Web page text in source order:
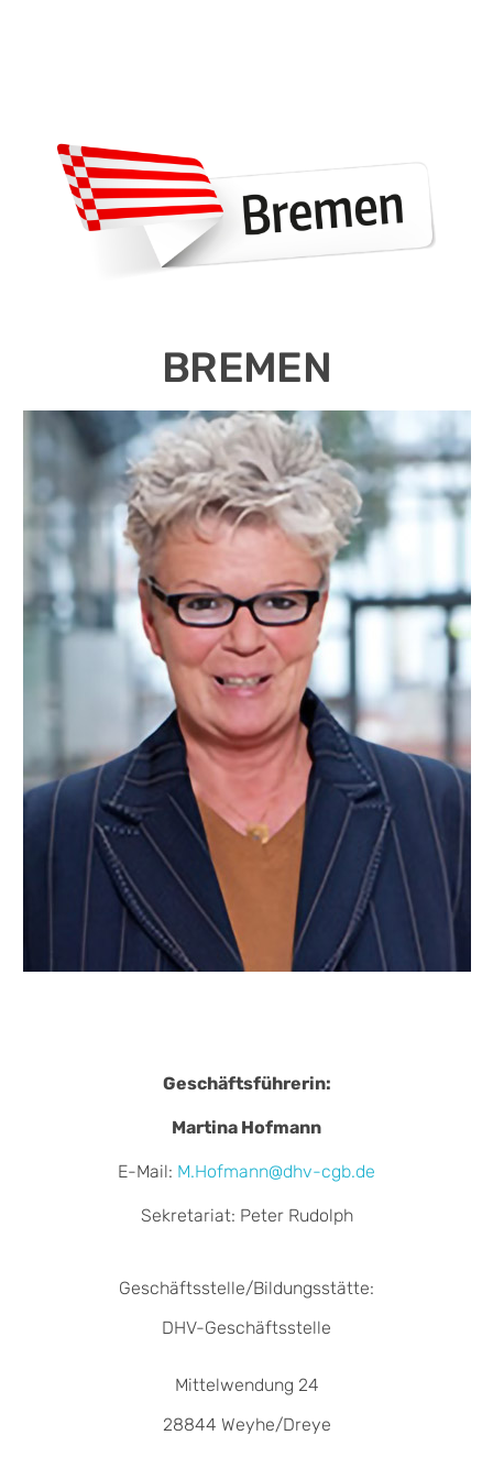
BREMEN
Geschäftsführerin:
Martina Hofmann
E-Mail: M.Hofmann@dhv-cgb.de
Sekretariat: Peter Rudolph
Geschäftsstelle/Bildungsstätte:
DHV-Geschäftsstelle
Mittelwendung 24
28844 Weyhe/Dreye